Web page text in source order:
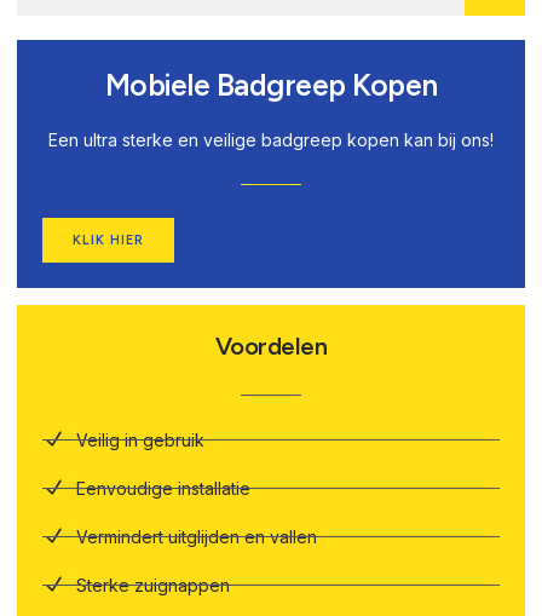
Mobiele Badgreep Kopen
Een ultra sterke en veilige badgreep kopen kan bij ons!
KLIK HIER
Voordelen
Veilig in gebruik
Eenvoudige installatie
Vermindert uitglijden en vallen
Sterke zuignappen